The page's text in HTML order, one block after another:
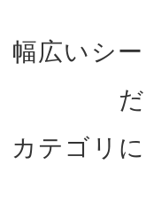
幅広いシ
カテゴリ